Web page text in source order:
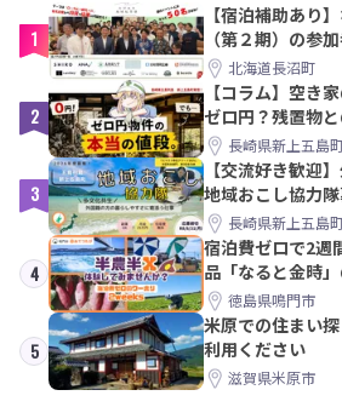
1
【宿泊補助あり
（第２期）の参
【8/21〆】
北海道長沼町
2
【コラム】空き
ゼロ円？残置物
教訓｜新上五島町
長崎県新上五島
3
【交流好き歓迎
地域おこし協力
島町長崎県新上五島
4
宿泊費ゼロで2週
品「なると金時
みませんか？
徳島県鳴門市
5
米原での住まい
利用ください
滋賀県米原市